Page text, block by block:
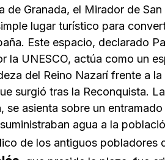
de Granada, el Mirador de
lugar turístico para
Este espacio, declarado
la UNESCO, actúa como un
del Reino Nazarí frente a
surgió tras la Reconquista.
se asienta sobre un
agua a la
de los antiguos pobladores